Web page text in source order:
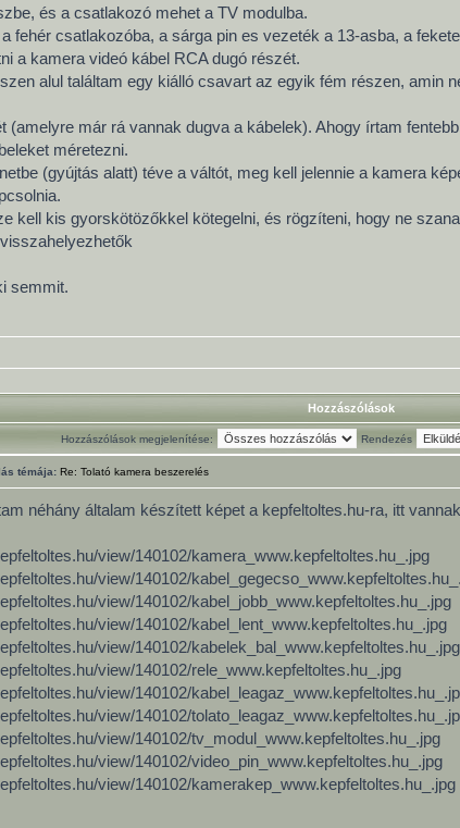
és a csatlakozó mehet a TV modulba.
fehér csatlakozóba, a sárga pin es vezeték a 13-asba, a
a kamera videó kábel RCA dugó részét.
alul találtam egy kiálló csavart az egyik fém részen, amin
(amelyre már rá vannak dugva a kábelek). Ahogy írtam
méretezni.
(gyújtás alatt) téve a váltót, meg kell jelennie a kamera
kell kis gyorskötözőkkel kötegelni, és rögzíteni, hogy ne
semmit.
Hozzászólások
Hozzászólások megjelenítése: Rendezés
témája: Re: Tolató kamera beszerelés
néhány általam készített képet a kepfeltoltes.hu-ra, itt
view/140102/kamera_www.kepfeltoltes.hu_.jpg
view/140102/
view/140102/kabel_jobb_www.kepfeltoltes.hu_.jpg
view/140102/kabel_lent_www.kepfeltoltes.hu_.jpg
view/140102/kabelek_bal_www.kepfeltoltes.hu_.jpg
view/140102/rele_www.kepfeltoltes.hu_.jpg
view/140102/
view/140102/
view/140102/tv_modul_www.kepfeltoltes.hu_.jpg
view/140102/video_pin_www.kepfeltoltes.hu_.jpg
view/140102/kamerakep_www.kepfeltoltes.hu_.jpg